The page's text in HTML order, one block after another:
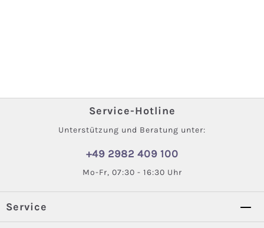
Service-Hotline
Unterstützung und Beratung unter:
+49 2982 409 100
Mo-Fr, 07:30 - 16:30 Uhr
Service